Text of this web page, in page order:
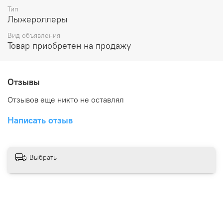
Тип
Лыжероллеры
Вид объявления
Товар приобретен на продажу
Отзывы
Отзывов еще никто не оставлял
Написать отзыв
Выбрать